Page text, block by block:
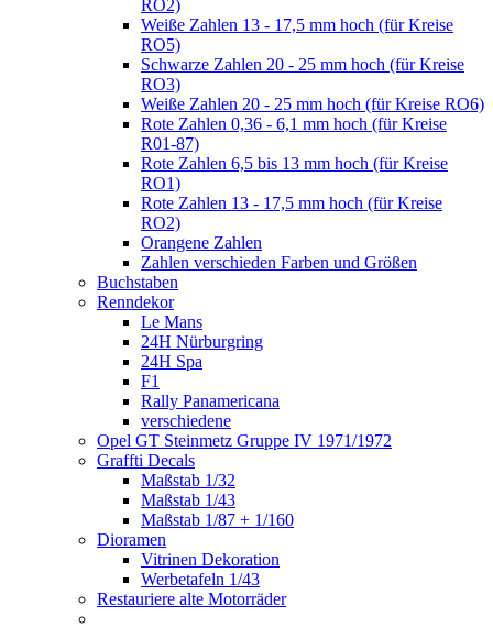
RO2)
Weiße Zahlen 13 - 17,5 mm hoch (für Kreise
RO5)
Schwarze Zahlen 20 - 25 mm hoch (für Kreise
RO3)
Weiße Zahlen 20 - 25 mm hoch (für Kreise RO6)
Rote Zahlen 0,36 - 6,1 mm hoch (für Kreise
R01-87)
Rote Zahlen 6,5 bis 13 mm hoch (für Kreise
RO1)
Rote Zahlen 13 - 17,5 mm hoch (für Kreise
RO2)
Orangene Zahlen
Zahlen verschieden Farben und Größen
Buchstaben
Renndekor
Le Mans
24H Nürburgring
24H Spa
F1
Rally Panamericana
verschiedene
Opel GT Steinmetz Gruppe IV 1971/1972
Graffti Decals
Maßstab 1/32
Maßstab 1/43
Maßstab 1/87 + 1/160
Dioramen
Vitrinen Dekoration
Werbetafeln 1/43
Restauriere alte Motorräder